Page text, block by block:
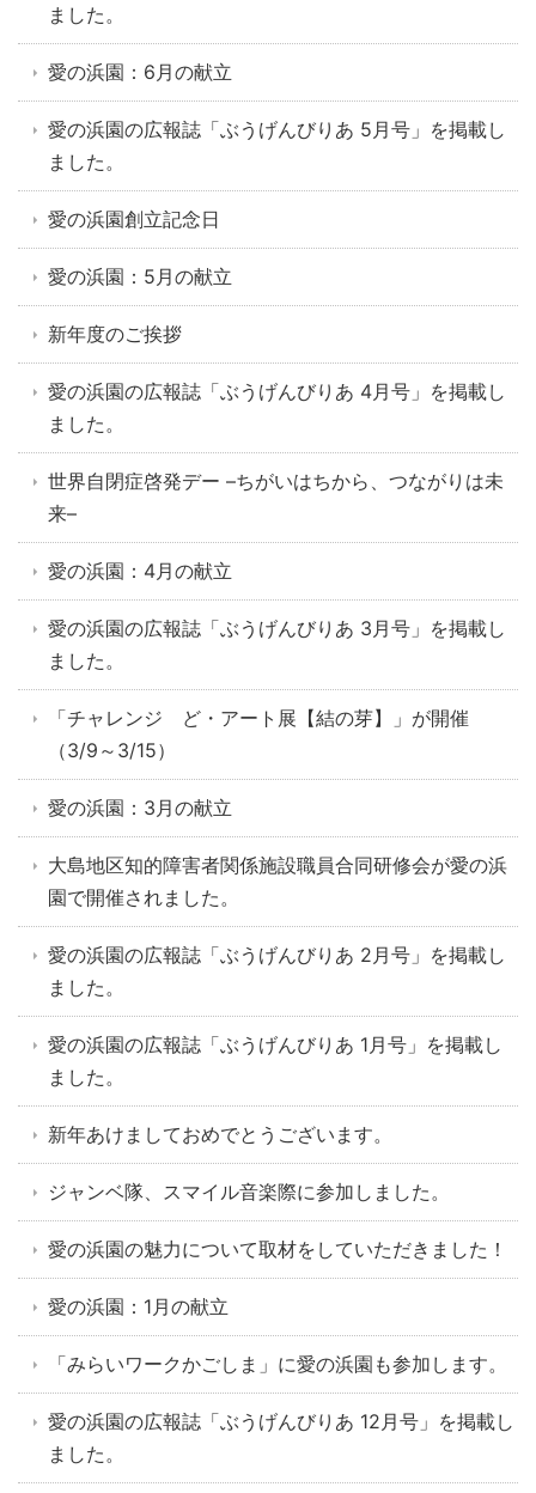
ました。
愛の浜園：6月の献立
愛の浜園の広報誌「ぶうげんびりあ 5月号」を掲載し
ました。
愛の浜園創立記念日
愛の浜園：5月の献立
新年度のご挨拶
愛の浜園の広報誌「ぶうげんびりあ 4月号」を掲載し
ました。
世界自閉症啓発デー –ちがいはちから、つながりは未
来–
愛の浜園：4月の献立
愛の浜園の広報誌「ぶうげんびりあ 3月号」を掲載し
ました。
「チャレンジ ど・アート展【結の芽】」が開催
（3/9～3/15）
愛の浜園：3月の献立
大島地区知的障害者関係施設職員合同研修会が愛の浜
園で開催されました。
愛の浜園の広報誌「ぶうげんびりあ 2月号」を掲載し
ました。
愛の浜園の広報誌「ぶうげんびりあ 1月号」を掲載し
ました。
新年あけましておめでとうございます。
ジャンベ隊、スマイル音楽際に参加しました。
愛の浜園の魅力について取材をしていただきました！
愛の浜園：1月の献立
「みらいワークかごしま」に愛の浜園も参加します。
愛の浜園の広報誌「ぶうげんびりあ 12月号」を掲載し
ました。